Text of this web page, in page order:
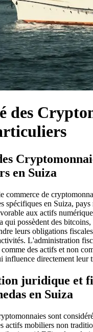
des
en Suiza
commerce de
spécifiques en Suiza,
aux actifs
qui possèdent des
leurs obligations
L'administration
des actifs et non
influence directement leur
juridique et
en Suiza
sont
actifs mobiliers non